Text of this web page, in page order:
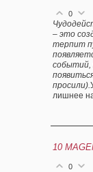
0
– это
терпит
событий,
просили).
лишнее
10
0